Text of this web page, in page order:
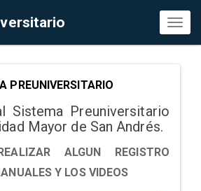
PREUNIVERSITARIO
Sistema Preuniversitario
Mayor de San Andrés.
ALGUN REGISTRO
Y LOS VIDEOS